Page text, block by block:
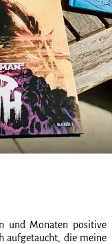
und Monaten positive
aufgetaucht, die meine